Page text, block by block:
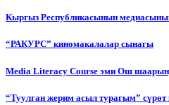
Кыргыз Республикасынын
“РАКУРС” киномакалалар сынагы
Media Literacy Сourse эми Ош
“Туулган жерим асыл турагым” сүрөт